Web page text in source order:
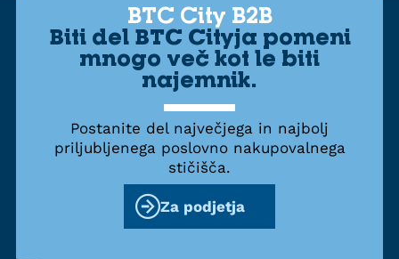
BTC City B2B
Biti del BTC Cityja pomeni
mnogo več kot le biti
najemnik.
Postanite del največjega in najbolj
priljubljenega poslovno nakupovalnega
stičišča.
Za podjetja